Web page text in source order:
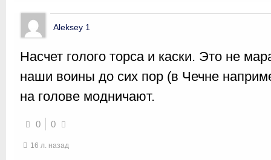
Aleksey 1
Насчет голого торса и каски. Это не
наши воины до сих пор (в Чечне
на голове модничают.
0 0
16 л. назад